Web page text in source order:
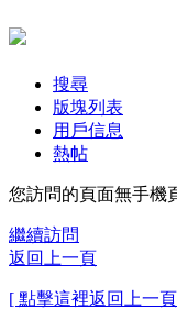
搜尋
版塊列表
用戶信息
熱帖
您訪問的頁面無手機
繼續訪問
返回上一頁
[ 點擊這裡返回上一